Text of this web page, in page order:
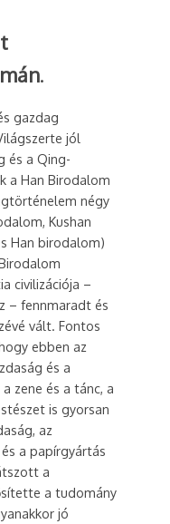
.
gazdag
jól
és a Qing-
a Han Birodalom
négy
Kushan
Han birodalom)
civilizációja –
– fennmaradt és
vált. Fontos
ebben az
és a
zene és a tánc, a
is gyorsan
az
a papírgyártás
a
a tudomány
jó